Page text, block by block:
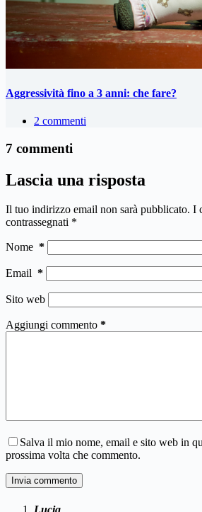
Aggressività fino a 3 anni: che fare?
2 commenti
7 commenti
Lascia una risposta
Il tuo indirizzo email non sarà pubblicato. I
contrassegnati *
Nome *
Email *
Sito web
Aggiungi commento *
Salva il mio nome, email e sito web in
prossima volta che commento.
Invia commento
Lucia